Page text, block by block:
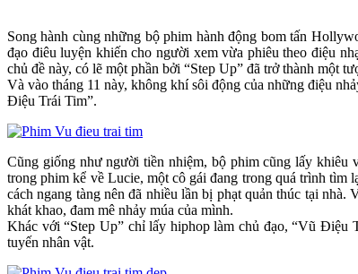
Song hành cùng những bộ phim hành động bom tấn
đạo điêu luyện khiến cho người xem vừa phiêu theo điệu
chủ đề này, có lẽ một phần bởi “Step Up” đã trở thành một
Và vào tháng 11 này, không khí sôi động của những điệu
Điệu Trái Tim”.
Cũng giống như người tiền nhiệm, bộ phim cũng lấy khiêu
trong phim kể về Lucie, một cô gái đang trong quá trình tìm
cách ngang tàng nên đã nhiều lần bị phạt quản thúc tại
khát khao, đam mê nhảy múa của mình.
Khác với “Step Up” chỉ lấy hiphop làm chủ đạo, “Vũ Điệu
tuyến nhân vật.